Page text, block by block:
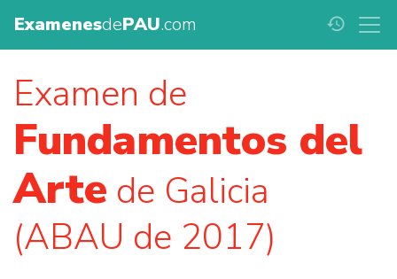
ExamenesdePAU.com history
Examen de
Fundamentos del
Arte de Galicia
(ABAU de 2017)